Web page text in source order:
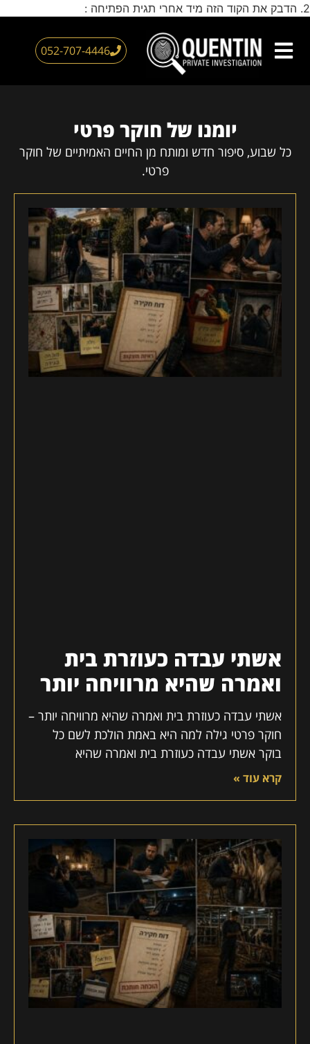
2. הדבק את הקוד הזה מיד אחרי תגית הפתיחה :
דילוג
052-707-4446
יומנו של חוקר פרטי
כל שבוע, סיפור חדש ומותח מן החיים האמיתיים של חוקר
פרטי.
אשתי עבדה כעוזרת בית
ואמרה שהיא מרוויחה יותר
אשתי עבדה כעוזרת בית ואמרה שהיא מרוויחה יותר –
חוקר פרטי גילה למה היא באמת הולכת לשם כל
בוקר אשתי עבדה כעוזרת בית ואמרה שהיא
קרא עוד »